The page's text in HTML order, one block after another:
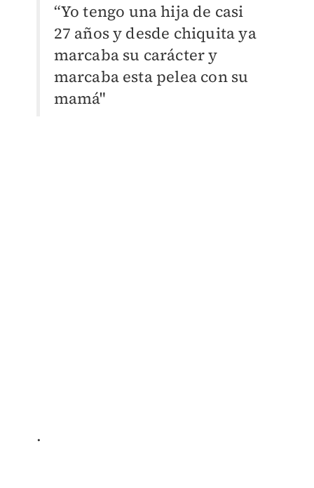
“Yo tengo una hija de casi
27 años y desde chiquita ya
marcaba su carácter y
marcaba esta pelea con su
mamá"
.